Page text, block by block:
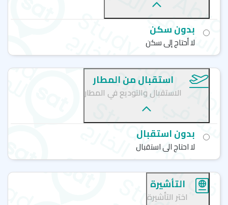
بدون سكن
لا أحتاج إلى سكن
استقبال من المطار
الاستقبال والتوديع في المطار
بدون استقبال
لا احتاج الى استقبال
التأشيرة
اختر التأشيرة